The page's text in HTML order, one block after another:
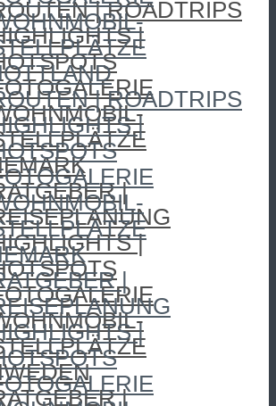
| ROADTRIPS
|
|
|
|
| ROADTRIPS
|
|
|